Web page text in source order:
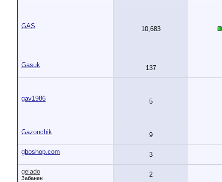
GAS 10,683
Gasuk 137
gav1986 5
Gazonchik 9
gboshop.com 3
gelado
Забанен 2